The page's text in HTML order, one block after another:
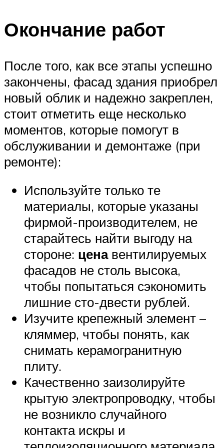
Окончание работ
После того, как все этапы успешно
закончены, фасад здания приобрел
новый облик и надежно закреплен,
стоит отметить еще несколько
моментов, которые помогут в
обслуживании и демонтаже (при
ремонте):
Используйте только те
материалы, которые указаны
фирмой-производителем, не
старайтесь найти выгоду на
стороне: ценавентилируемых
фасадов не столь высока,
чтобы попытаться сэкономить
лишние сто-двести рублей.
Изучите крепежный элемент –
кляммер, чтобы понять, как
снимать керамогранитную
плиту.
Качественно заизолируйте
крытую электропроводку, чтобы
не возникло случайного
контакта искры и